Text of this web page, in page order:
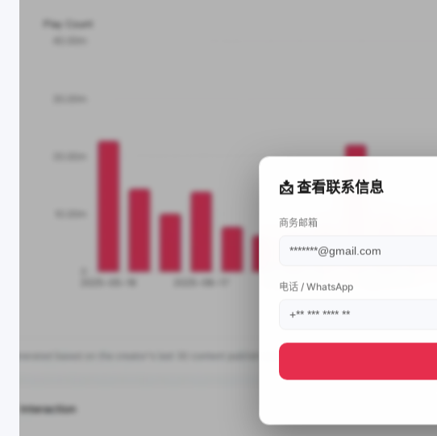
📩 查看联系信息
商务邮箱
电话 / WhatsApp